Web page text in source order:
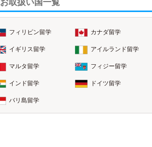
お取扱い国一覧
フィリピン留学 カナダ留学
イギリス留学 アイルランド留学
マルタ留学 フィジー留学
インド留学 ドイツ留学
バリ島留学